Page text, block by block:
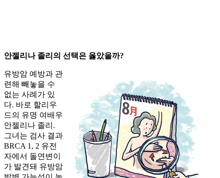
안젤리나 졸리의 선택은 옳았을까?
유방암 예방과 관
련해 빼놓을 수
없는 사례가 있
다. 바로 할리우
드의 유명 여배우
안젤리나 졸리.
그녀는 검사 결과
BRCA 1, 2 유전
자에서 돌연변이
가 발견돼 유방암